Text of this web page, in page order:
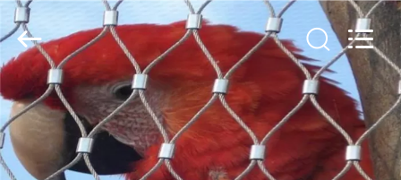
家
プ
Copyright
2020
-
2026
AN
PING
RUN
METAL
MESH
CO.,LTD.
All
Rights
Reserved.